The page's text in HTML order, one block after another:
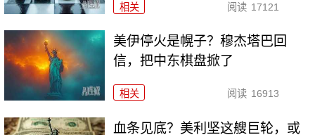
相关 阅读 17121
美伊停火是幌子？穆杰塔巴回
信，把中东棋盘掀了
相关 阅读 16913
血条见底？美利坚这艘巨轮，或